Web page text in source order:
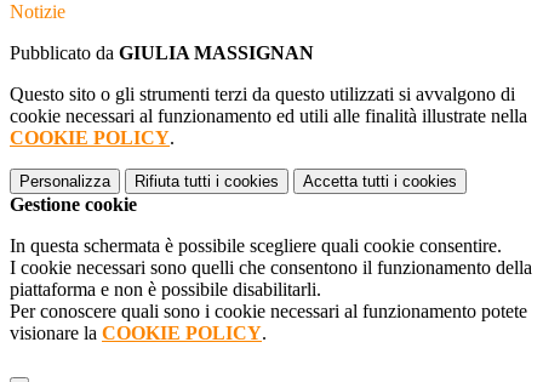
Notizie
Pubblicato da GIULIA MASSIGNAN
Questo sito o gli strumenti terzi da questo utilizzati si avvalgono di
cookie necessari al funzionamento ed utili alle finalità illustrate nella
COOKIE POLICY.
Personalizza Rifiuta tutti i cookies Accetta tutti i cookies
Gestione cookie
In questa schermata è possibile scegliere quali cookie consentire.
I cookie necessari sono quelli che consentono il funzionamento della
piattaforma e non è possibile disabilitarli.
Per conoscere quali sono i cookie necessari al funzionamento potete
visionare la COOKIE POLICY.